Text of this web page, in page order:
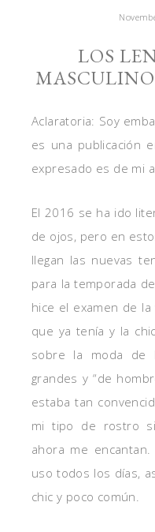
LOS
Aclaratoria: Soy
es una publicación
expresado es de mi
El 2016 se ha ido
de ojos, pero en
llegan las nuevas
para la temporada
hice el examen de
que ya tenía y la
sobre la moda de
grandes y “de
estaba tan
mi tipo de rostro
ahora me
uso todos los días,
chic y poco común.